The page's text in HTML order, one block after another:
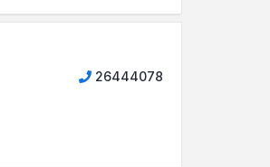
26444078